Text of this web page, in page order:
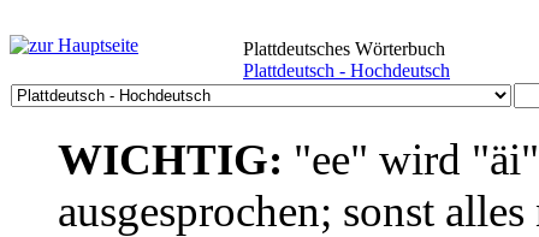
Plattdeutsches Wörterbuch
Plattdeutsch - Hochdeutsch
WICHTIG: "ee" wird
ausgesprochen; sonst